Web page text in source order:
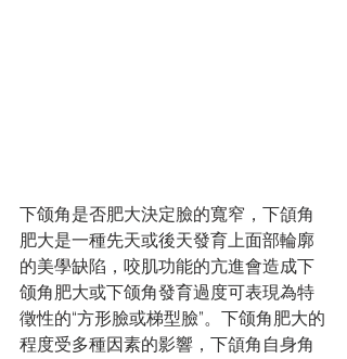
下颌角是否肥大決定臉的寬窄，下頜角
肥大是一種先天或後天發育上面部輪廓
的美學缺陷，咬肌功能的亢進會造成下
颌角肥大或下颌角發育過度可表現為特
徵性的“方形臉或梯型臉”。下颌角肥大的
程度受多種因素的影響，下頜角自身角